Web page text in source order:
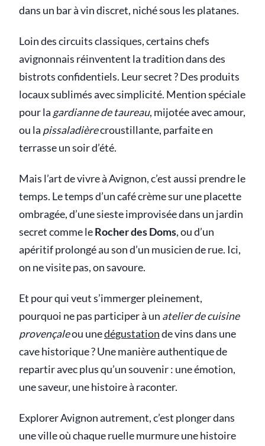
dans un bar à vin discret, niché sous les platanes.
Loin des circuits classiques, certains chefs
avignonnais réinventent la tradition dans des
bistrots confidentiels. Leur secret ? Des produits
locaux sublimés avec simplicité. Mention spéciale
pour la gardianne de taureau, mijotée avec amour,
ou la pissaladièrecroustillante, parfaite en
terrasse un soir d’été.
Mais l’art de vivre à Avignon, c’est aussi prendre le
temps. Le temps d’un café crème sur une placette
ombragée, d’une sieste improvisée dans un jardin
secret comme leRocher des Doms, ou d’un
apéritif prolongé au son d’un musicien de rue. Ici,
on ne visite pas, on savoure.
Et pour qui veut s’immerger pleinement,
pourquoi ne pas participer à un atelier de cuisine
provençaleou unedégustationde vins dans une
cave historique ? Une manière authentique de
repartir avec plus qu’un souvenir : une émotion,
une saveur, une histoire à raconter.
Explorer Avignon autrement, c’est plonger dans
une ville où chaque ruelle murmure une histoire